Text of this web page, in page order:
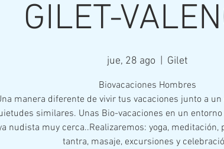
GILET-
jue, 28 ago Gilet
Biovacaciones Hombres
manera diferente de vivir tus vacaciones junto a
similares. Unas Bio-vacaciones en un
nudista muy cerca..Realizaremos: yoga, meditación,
tantra, masaje, excursiones y